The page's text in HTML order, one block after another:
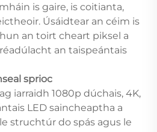
is gaire, is coitianta,
Úsáidtear an céim is
an toirt cheart piksel a
an taispeántais
sprioc
iarraidh 1080p dúchais, 4K,
LED saincheaptha a
struchtúr do spás agus le